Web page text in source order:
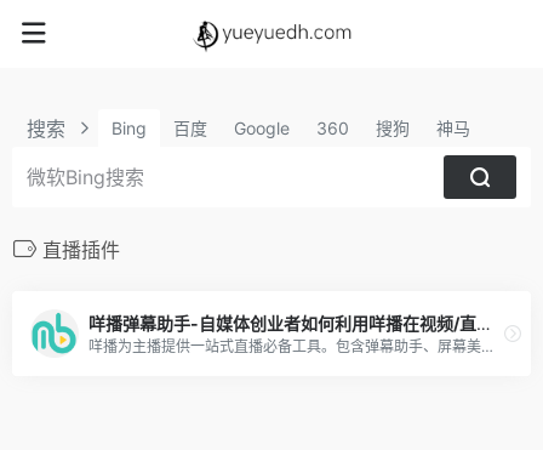
搜索 Bing 百度 Google 360 搜狗 神马
直播插件
咩播弹幕助手-自媒体创业者如何利用咩播在视频/直播中获得更多粉丝及收益
咩播为主播提供一站式直播必备工具。包含弹幕助手、屏幕美化、语音播报、弹幕点歌等主播必备核心功能，目前已支持虎牙、斗鱼、哔哩哔哩、抖音、网易CC、企鹅电竞等十几个直播平台。